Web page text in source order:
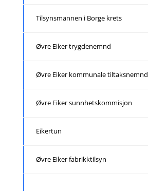
Tilsynsmannen i Borge krets
Øvre Eiker trygdenemnd
Øvre Eiker kommunale tiltaksnemnd
Øvre Eiker sunnhetskommisjon
Eikertun
Øvre Eiker fabrikktilsyn